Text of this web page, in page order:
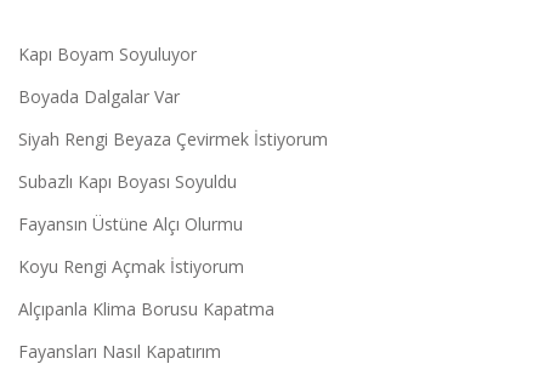
Kapı Boyam Soyuluyor
Boyada Dalgalar Var
Siyah Rengi Beyaza Çevirmek İstiyorum
Subazlı Kapı Boyası Soyuldu
Fayansın Üstüne Alçı Olurmu
Koyu Rengi Açmak İstiyorum
Alçıpanla Klima Borusu Kapatma
Fayansları Nasıl Kapatırım